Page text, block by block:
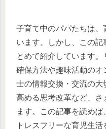
子育て中のパパたちは、
います。しかし、この記
とめて紹介しています
確保方法や趣味活動のオ
士の情報交換・交流の
高める思考改革など、
ます。この記事を読め
トレスフリーな育児生